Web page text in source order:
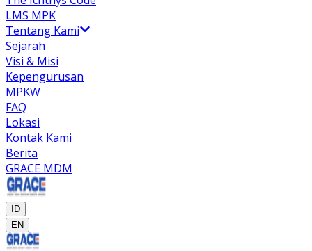
LMS MPK
Tentang Kami
Sejarah
Visi & Misi
Kepengurusan
MPKW
FAQ
Lokasi
Kontak Kami
Berita
GRACE MDM
ID
EN